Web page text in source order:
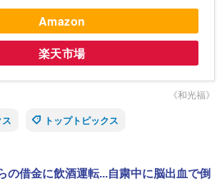
Amazon
楽天市場
《和光福》
トップトピックス
の借金に飲酒運転...自粛中に脳出血で倒